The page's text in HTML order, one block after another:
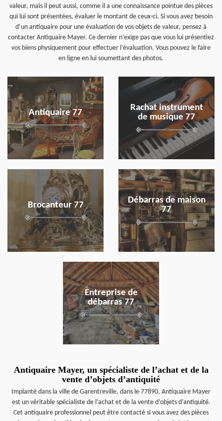
valeur, mais il peut aussi, comme il a une connaissance pointue des pièces
qui lui sont présentées, évaluer le montant de ceux-ci. Si vous avez besoin
d’un antiquaire pour une évaluation de vos objets de valeur, pensez à
contacter Antiquaire Mayer. Ce dernier n’exige pas que vous lui présentiez
vos biens physiquement pour effectuer l’évaluation. Vous pouvez le faire
en ligne en lui soumettant des photos.
Antiquaire 77
en savoir plus
Rachat instrument
de musique 77
en savoir plus
Brocanteur 77
en savoir plus
Débarras de maison
77
en savoir plus
Entreprise de
débarras 77
en savoir plus
Antiquaire Mayer, un spécialiste de l’achat et de la
vente d’objets d’antiquité
Implanté dans la ville de Garentreville, dans le 77890, Antiquaire Mayer
est un véritable spécialiste de l’achat et de la vente d’objets d’antiquité.
Cet antiquaire professionnel peut être contacté si vous avez des pièces